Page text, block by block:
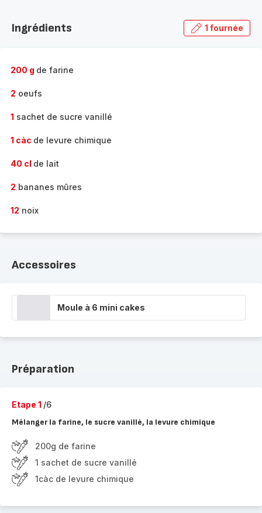
gamme
Ingrédients 1 fournée
200 g de farine
2 oeufs
1 sachet de sucre vanillé
1 càc de levure chimique
40 cl de lait
2 bananes mûres
12 noix
Accessoires
Moule à 6 mini cakes
Préparation
Etape 1 /6
Mélanger la farine, le sucre vanillé, la levure chimique
200g de farine
1 sachet de sucre vanillé
1càc de levure chimique